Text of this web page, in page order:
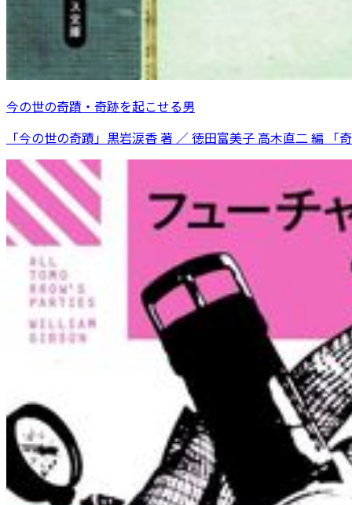
今の世の奇蹟・奇跡を起こせる男
「今の世の奇蹟」黒岩涙香 著 ／ 徳田富美子 高木直二 編